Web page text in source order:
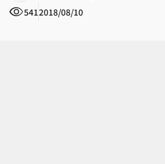
5412018/08/10